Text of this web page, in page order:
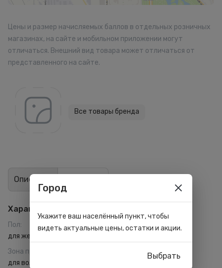
Цены и размер начисляемых баллов в отдельных розничных
магазинах, на сайте и мобильном приложении могут
отличаться. Внешний вид товара может отличаться от
представленного на сайте.
Все товары бренда
Описание
Характеристики
Пол:
для женщин
Зона применения
для волос
Город
Укажите ваш населённый пункт, чтобы
видеть актуальные цены, остатки и акции.
Выбрать